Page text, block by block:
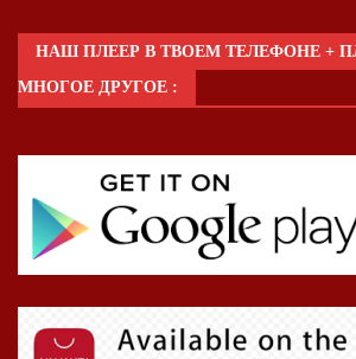
НАШ ПЛЕЕР В ТВОЕМ ТЕЛЕФОНЕ +
МНОГОЕ ДРУГОЕ :